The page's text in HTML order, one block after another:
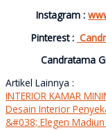
Instagram :
Pinterest :
Candratama
Artikel Lainnya :
INTERIOR KAMAR
Desain Interior
&#038; Elegen